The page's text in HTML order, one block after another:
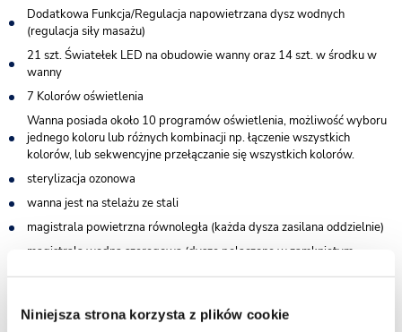
Niniejsza strona korzysta z plików cookie
Dodatkowa Funkcja/Regulacja napowietrzana dysz wodnych
(regulacja siły masażu)
21 szt. Światełek LED na obudowie wanny oraz 14 szt. w środku w
wanny
7 Kolorów oświetlenia
Wanna posiada około 10 programów oświetlenia, możliwość wyboru
jednego koloru lub różnych kombinacji np. łączenie wszystkich
kolorów, lub sekwencyjne przełączanie się wszystkich kolorów.
sterylizacja ozonowa
wanna jest na stelażu ze stali
magistrala powietrzna równoległa (każda dysza zasilana oddzielnie)
magistrala wodna szeregowa (dysze połączone w zamkniętym
Zabezpieczenia w wannie: